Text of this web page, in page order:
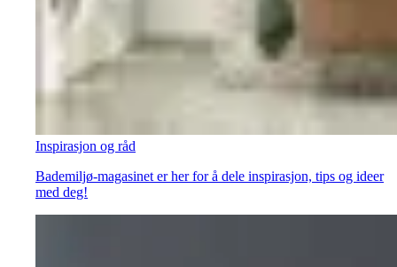
Inspirasjon og råd
Bademiljø-magasinet er her for å dele inspirasjon, tips og ideer
med deg!